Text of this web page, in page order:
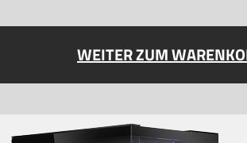
WEITER ZUM